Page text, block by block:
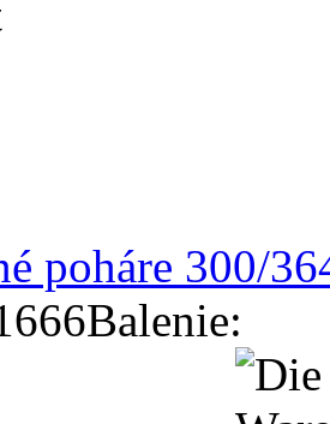
poháre 300/
Balenie: